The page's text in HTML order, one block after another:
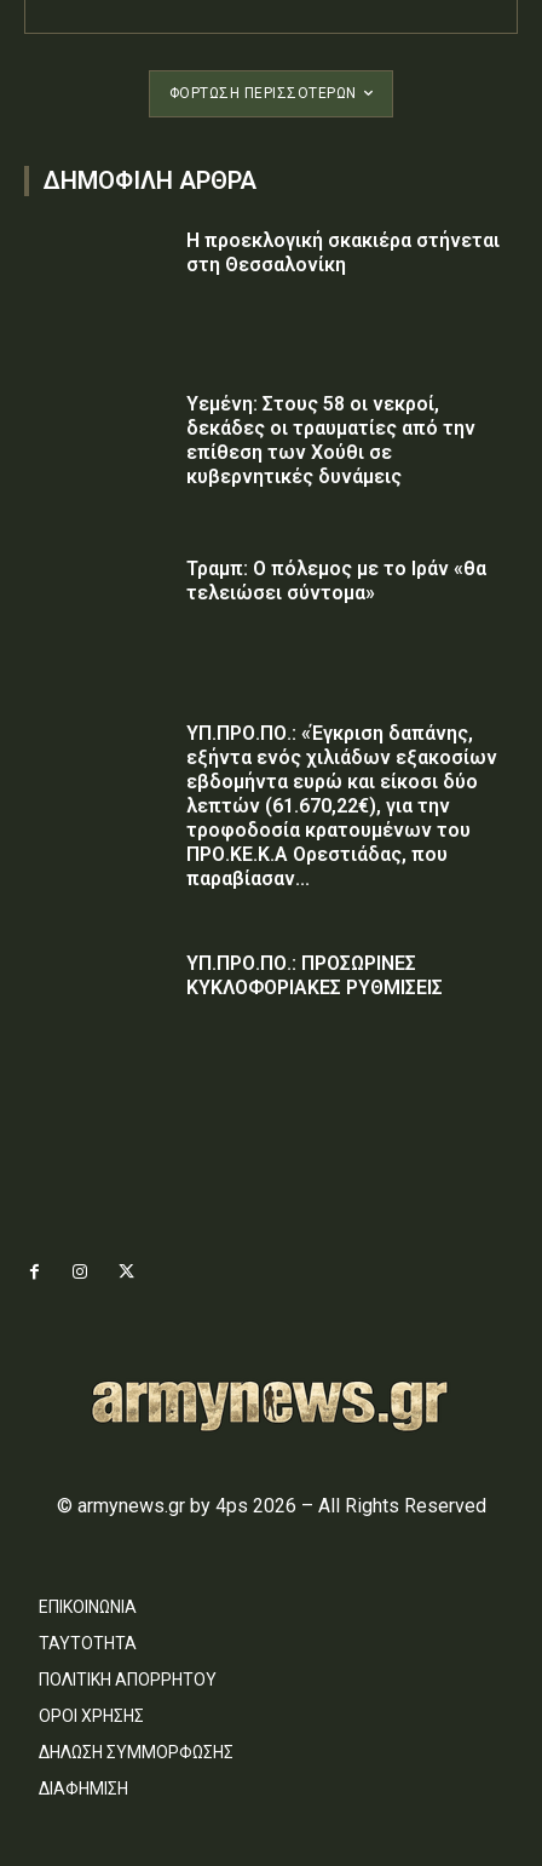
ΦΌΡΤΩΣΗ ΠΕΡΙΣΣΟΤΈΡΩΝ
ΔΗΜΟΦΙΛΗ ΑΡΘΡΑ
Η προεκλογική σκακιέρα στήνεται
στη Θεσσαλονίκη
Υεμένη: Στους 58 οι νεκροί,
δεκάδες οι τραυματίες από την
επίθεση των Χούθι σε
κυβερνητικές δυνάμεις
Τραμπ: Ο πόλεμος με το Ιράν «θα
τελειώσει σύντομα»
ΥΠ.ΠΡΟ.ΠΟ.: «Έγκριση δαπάνης,
εξήντα ενός χιλιάδων εξακοσίων
εβδομήντα ευρώ και είκοσι δύο
λεπτών (61.670,22€), για την
τροφοδοσία κρατουμένων του
ΠΡΟ.ΚΕ.Κ.Α Ορεστιάδας, που
παραβίασαν...
ΥΠ.ΠΡΟ.ΠΟ.: ΠΡΟΣΩΡΙΝΕΣ
ΚΥΚΛΟΦΟΡΙΑΚΕΣ ΡΥΘΜΙΣΕΙΣ
© armynews.gr by 4ps 2026 – All Rights Reserved
ΕΠΙΚΟΙΝΩΝΙΑ
ΤΑΥΤΟΤΗΤΑ
ΠΟΛΙΤΙΚΗ ΑΠΟΡΡΗΤΟΥ
ΟΡΟΙ ΧΡΗΣΗΣ
ΔΗΛΩΣΗ ΣΥΜΜΟΡΦΩΣΗΣ
ΔΙΑΦΗΜΙΣΗ